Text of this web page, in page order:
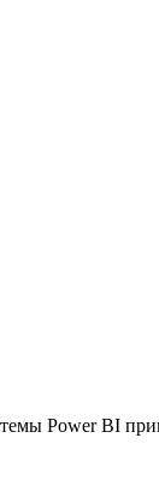
Power BI